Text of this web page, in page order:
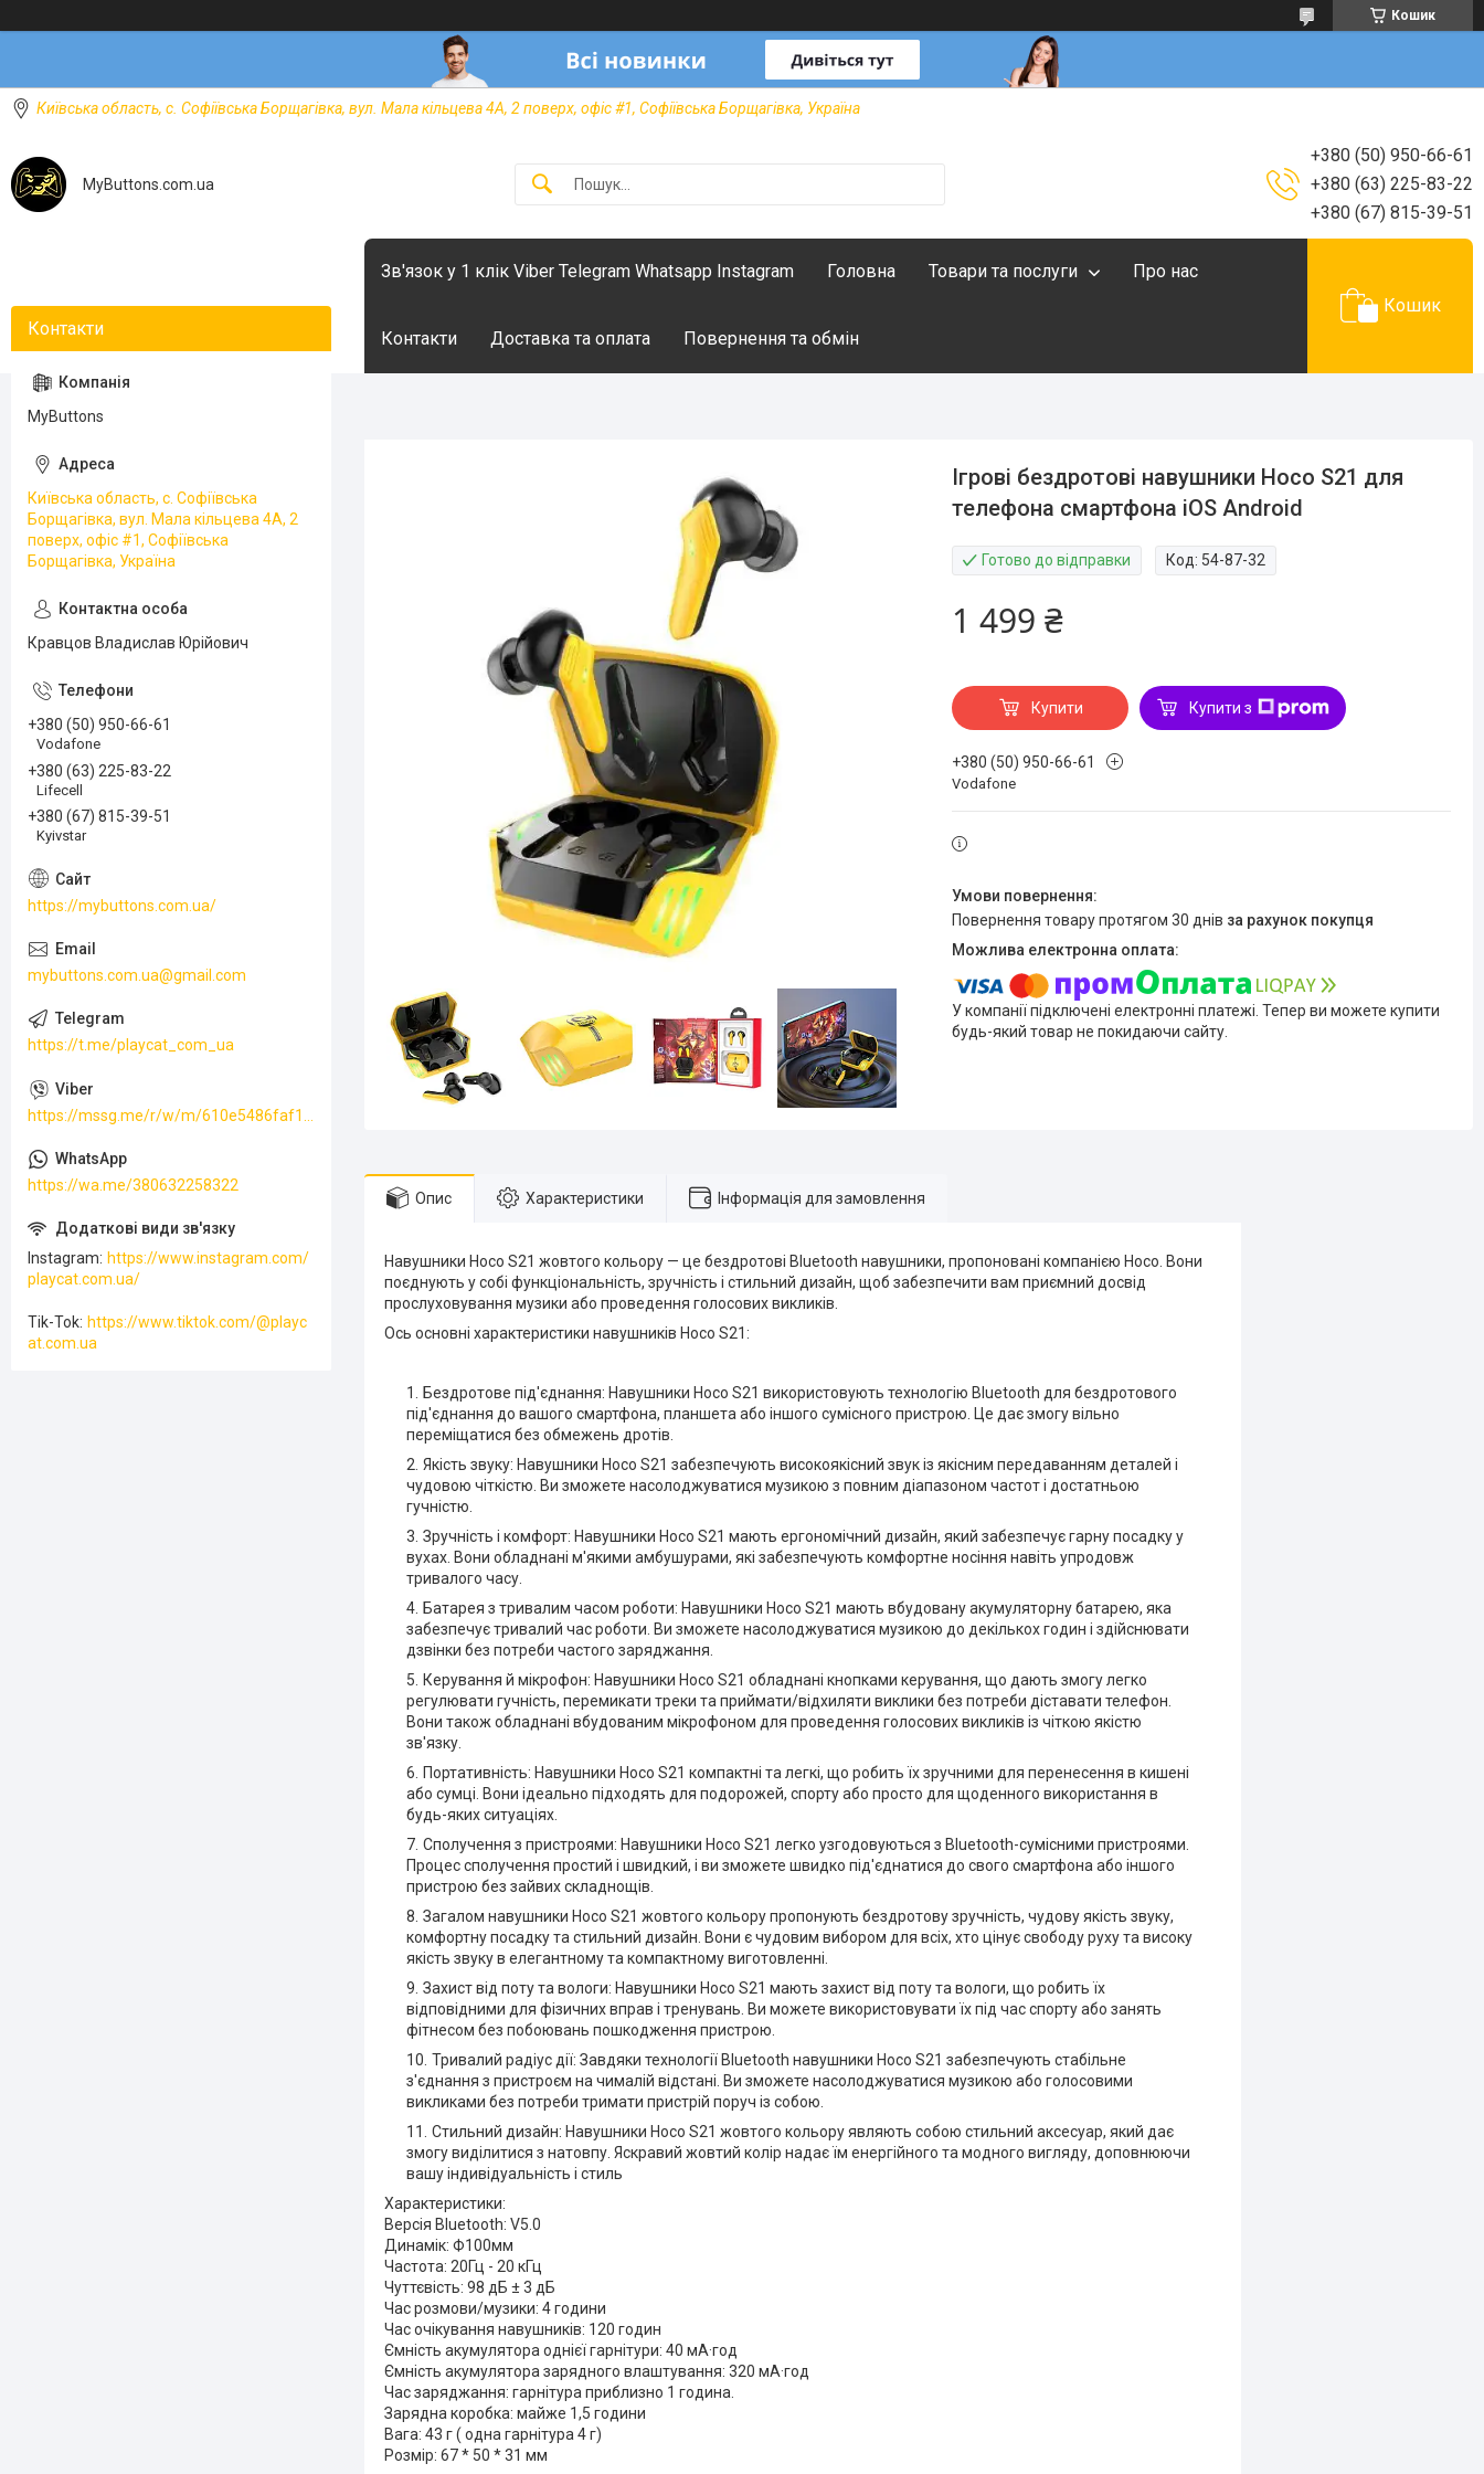
Кошик
Київська область, с. Софіївська Борщагівка, вул. Мала кільцева 4А, 2 поверх, офіс #1, Софіївська Борщагівка, Україна
MyButtons.com.ua
+380 (50) 950-66-61
+380 (63) 225-83-22
+380 (67) 815-39-51
Зв'язок у 1 клік Viber Telegram Whatsapp Instagram Головна Товари та послуги Про нас
Контакти Доставка та оплата Повернення та обмін
Кошик
Ігрові бездротові навушники Hoco S21 для
телефона смартфона iOS Android
Готово до відправки Код: 54-87-32
1 499 ₴
Купити Купити з
+380 (50) 950-66-61
Vodafone
повернення товару протягом 30 днів за рахунок покупця
У компанії підключені електронні платежі. Тепер ви можете купити
будь-який товар не покидаючи сайту.
Опис Характеристики Інформація для замовлення
Навушники Hoco S21 жовтого кольору — це бездротові Bluetooth навушники, пропоновані компанією Hoco. Вони
поєднують у собі функціональність, зручність і стильний дизайн, щоб забезпечити вам приємний досвід
прослуховування музики або проведення голосових викликів.
Ось основні характеристики навушників Hoco S21:
Бездротове під'єднання: Навушники Hoco S21 використовують технологію Bluetooth для бездротового
під'єднання до вашого смартфона, планшета або іншого сумісного пристрою. Це дає змогу вільно
переміщатися без обмежень дротів.
Якість звуку: Навушники Hoco S21 забезпечують високоякісний звук із якісним передаванням деталей і
чудовою чіткістю. Ви зможете насолоджуватися музикою з повним діапазоном частот і достатньою
гучністю.
Зручність і комфорт: Навушники Hoco S21 мають ергономічний дизайн, який забезпечує гарну посадку у
вухах. Вони обладнані м'якими амбушурами, які забезпечують комфортне носіння навіть упродовж
тривалого часу.
Батарея з тривалим часом роботи: Навушники Hoco S21 мають вбудовану акумуляторну батарею, яка
забезпечує тривалий час роботи. Ви зможете насолоджуватися музикою до декількох годин і здійснювати
дзвінки без потреби частого заряджання.
Керування й мікрофон: Навушники Hoco S21 обладнані кнопками керування, що дають змогу легко
регулювати гучність, перемикати треки та приймати/відхиляти виклики без потреби діставати телефон.
Вони також обладнані вбудованим мікрофоном для проведення голосових викликів із чіткою якістю
зв'язку.
Портативність: Навушники Hoco S21 компактні та легкі, що робить їх зручними для перенесення в кишені
або сумці. Вони ідеально підходять для подорожей, спорту або просто для щоденного використання в
будь-яких ситуаціях.
Сполучення з пристроями: Навушники Hoco S21 легко узгодовуються з Bluetooth-сумісними пристроями.
Процес сполучення простий і швидкий, і ви зможете швидко під'єднатися до свого смартфона або іншого
пристрою без зайвих складнощів.
Загалом навушники Hoco S21 жовтого кольору пропонують бездротову зручність, чудову якість звуку,
комфортну посадку та стильний дизайн. Вони є чудовим вибором для всіх, хто цінує свободу руху та високу
якість звуку в елегантному та компактному виготовленні.
Захист від поту та вологи: Навушники Hoco S21 мають захист від поту та вологи, що робить їх
відповідними для фізичних вправ і тренувань. Ви можете використовувати їх під час спорту або занять
фітнесом без побоювань пошкодження пристрою.
Тривалий радіус дії: Завдяки технології Bluetooth навушники Hoco S21 забезпечують стабільне
з'єднання з пристроєм на чималій відстані. Ви зможете насолоджуватися музикою або голосовими
викликами без потреби тримати пристрій поруч із собою.
Стильний дизайн: Навушники Hoco S21 жовтого кольору являють собою стильний аксесуар, який дає
змогу виділитися з натовпу. Яскравий жовтий колір надає їм енергійного та модного вигляду, доповнюючи
вашу індивідуальність і стиль
Характеристики:
Версія Bluetooth: V5.0
Динамік: Ф100мм
Частота: 20Гц - 20 кГц
Чуттєвість: 98 дБ ± 3 дБ
Час розмови/музики: 4 години
Час очікування навушників: 120 годин
Ємність акумулятора однієї гарнітури: 40 мА·год
Ємність акумулятора зарядного влаштування: 320 мА·год
Час заряджання: гарнітура приблизно 1 година.
Зарядна коробка: майже 1,5 години
Вага: 43 г ( одна гарнітура 4 г)
Розмір: 67 * 50 * 31 мм
MyButtons
Київська область, с. Софіївська
Борщагівка, вул. Мала кільцева 4А, 2
поверх, офіс #1, Софіївська
Борщагівка, Україна
Кравцов Владислав Юрійович
+380 (50) 950-66-61
Vodafone
+380 (63) 225-83-22
Lifecell
+380 (67) 815-39-51
Kyivstar
https://mybuttons.com.ua/
mybuttons.com.ua@gmail.com
https://t.me/playcat_com_ua
https://mssg.me/r/w/m/610e5486faf13f001ffc23dc
https://wa.me/380632258322
Instagram
https://www.instagram.com/
playcat.com.ua/
Tik-Tok https://www.tiktok.com/@playc
at.com.ua